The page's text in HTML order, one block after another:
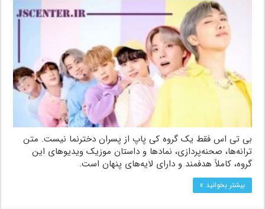
بی تی اس فقط یک گروه کی پاپ از پسران دخترنما نیست. متن
ترانه‌ها، صحنه‌پردازی، نمادها و داستان موزیک ویدیوهای این
گروه، کاملاً هدفمند و دارای لایه‌های پنهان است.
بیشتر بخوانید »